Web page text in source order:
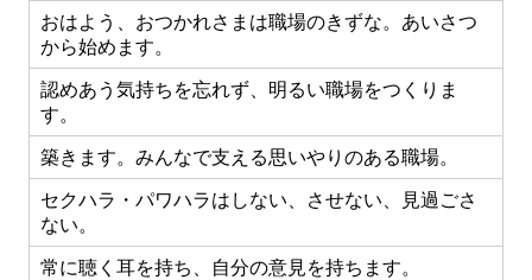
おはよう、おつかれさまは職場のきずな。あいさつ
から始めます。
認めあう気持ちを忘れず、明るい職場をつくりま
す。
築きます。みんなで支える思いやりのある職場。
セクハラ・パワハラはしない、させない、見過ごさ
ない。
常に聴く耳を持ち、自分の意見を持ちます。